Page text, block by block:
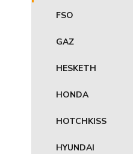
FSO
GAZ
HESKETH
HONDA
HOTCHKISS
HYUNDAI